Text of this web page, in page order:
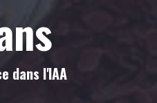
dans l'IAA